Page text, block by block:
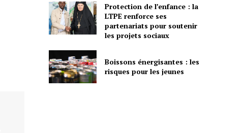
Protection de l’enfance : la
LTPE renforce ses
partenariats pour soutenir
les projets sociaux
Boissons énergisantes : les
risques pour les jeunes